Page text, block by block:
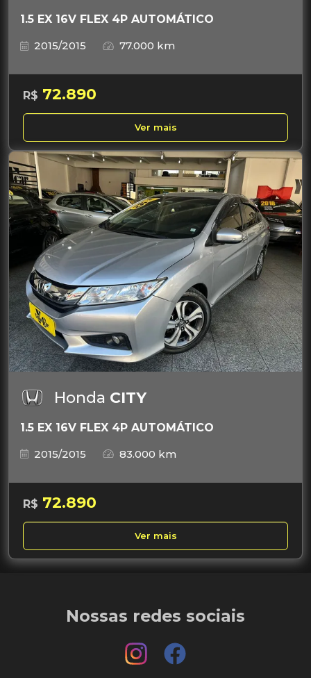
1.5 EX 16V FLEX 4P AUTOMÁTICO
2015/2015
77.000 km
R$ 72.890
Ver mais
Honda CITY
1.5 EX 16V FLEX 4P AUTOMÁTICO
2015/2015
83.000 km
R$ 72.890
Ver mais
Nossas redes sociais